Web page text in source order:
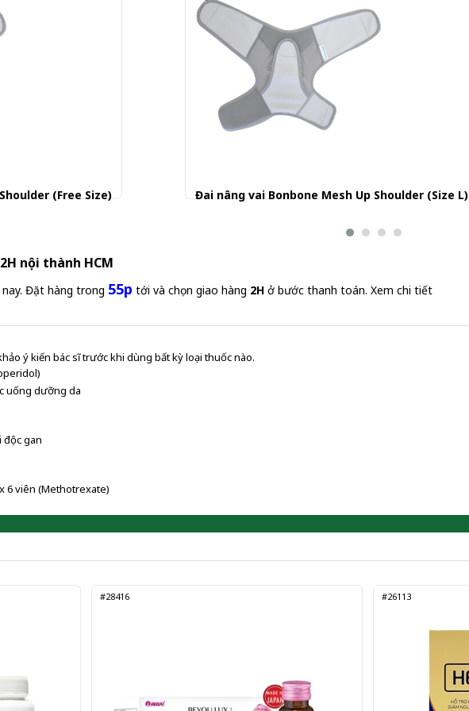
(Free Size) Đai nâng vai Bonbone Mesh Up Shoulder (Size L)
nội thành HCM
Đặt hàng trong 55p tới và chọn giao hàng 2H ở bước thanh toán. Xem chi tiết
ý kiến bác sĩ trước khi dùng bất kỳ loại thuốc nào.
uống dưỡng da
độc gan
6 viên (Methotrexate)
#28416 #26113